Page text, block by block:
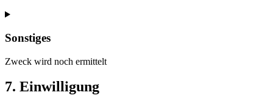
Consent
service
maps
Sonstiges
Zweck wird noch ermittelt
Consent
to
7. Einwilligung